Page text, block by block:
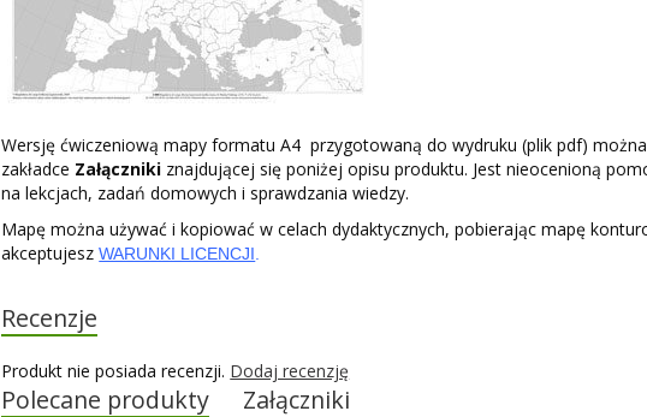
Wersję ćwiczeniową mapy formatu A4 przygotowaną do wydruku (plik pdf)
zakładce Załączniki znajdującej się poniżej opisu produktu. Jest nieocenioną
na lekcjach, zadań domowych i sprawdzania wiedzy.
Mapę można używać i kopiować w celach dydaktycznych, pobierając mapę
akceptujeszWARUNKI LICENCJI
Recenzje
Produkt nie posiada recenzji. Dodaj recenzję
Polecane produkty Załączniki